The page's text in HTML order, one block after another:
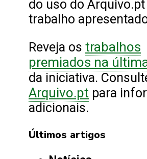
do uso do
trabalho
Reveja os trabalhos
premiados na
da iniciativa.
Arquivo.pt para
adicionais.
Últimos artigos